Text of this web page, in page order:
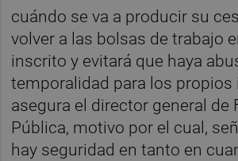
cuándo se va a producir su
volver a las bolsas de trabajo
inscrito y evitará que haya
temporalidad para los propios
asegura el director general de
Pública, motivo por el cual,
hay seguridad en tanto en